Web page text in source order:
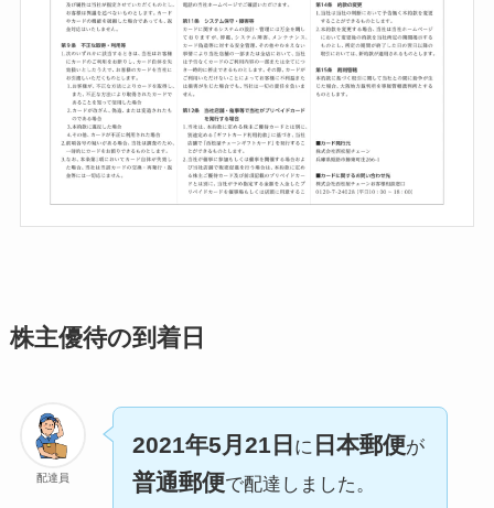
株主優待の到着日
配達員
2021年5月21日 に 日本郵便が
普通郵便で配達しました。